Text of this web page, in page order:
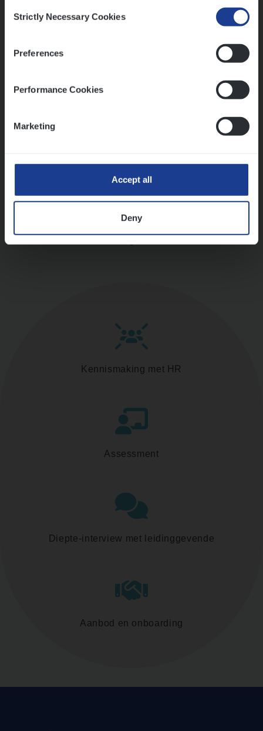
Selection
Strictly Necessary Cookies
Preferences
Performance Cookies
Marketing
Accept all
Deny
Vorige Volgende
Mathias houdt van diepgaande dossiers én droge
Thalia zoekt graag oplossingen, in games én op het
Ons sollicitatieproces
Kennismaking met HR
Assessment
Diepte-interview met leidinggevende
Aanbod en onboarding